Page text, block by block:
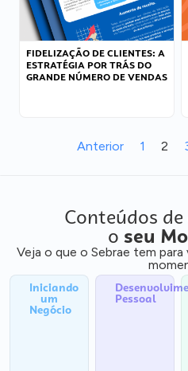
FIDELIZAÇÃO DE CLIENTES: A
ESTRATÉGIA POR TRÁS DO
GRANDE NÚMERO DE VENDAS
Anterior 1 2
Conteúdos
o seu
Veja o que o Sebrae tem
Iniciando
um
Negócio
Pessoal